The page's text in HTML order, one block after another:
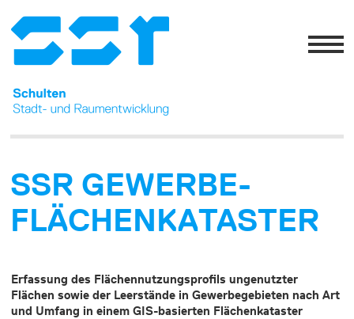
SSR GEWERBE­
FLÄCHEN­KATASTER
Erfassung des Flächennutzungsprofils ungenutzter
Flächen sowie der Leerstände in Gewerbegebieten nach Art
und Umfang in einem GIS-basierten Flächenkataster